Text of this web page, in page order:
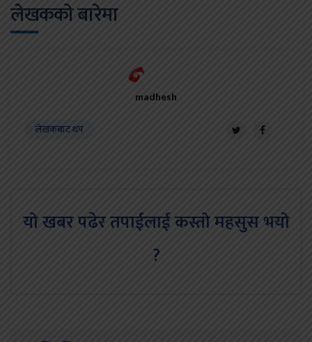
लेखकको बारेमा
madhesh
लेखकबाट थप
यो खबर पढेर तपाईलाई कस्तो महसुस भयो
?